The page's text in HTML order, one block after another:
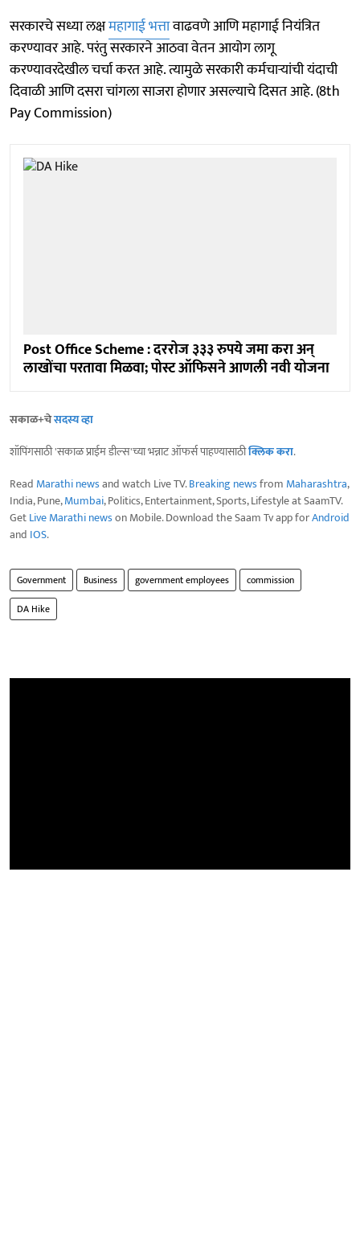
सरकारचे सध्या लक्षमहागाई भत्तावाढवणे आणि महागाई नियंत्रित
करण्यावर आहे. परंतु सरकारने आठवा वेतन आयोग लागू
करण्यावरदेखील चर्चा करत आहे. त्यामुळे सरकारी कर्मचाऱ्यांची यंदाची
दिवाळी आणि दसरा चांगला साजरा होणार असल्याचे दिसत आहे. (8th
Pay Commission)
Post Office Scheme : दररोज ३३३ रुपये जमा करा अन्
लाखोंचा परतावा मिळवा; पोस्ट ऑफिसने आणली नवी योजना
सकाळ+चेसदस्य व्हा
शॉपिंगसाठी 'सकाळ प्राईम डील्स'च्या भन्नाट ऑफर्स पाहण्यासाठीक्लिक करा.
Read Marathi newsand watch Live TV.Breaking newsfrom Maharashtra,
India, Pune,Mumbai, Politics, Entertainment, Sports, Lifestyle at SaamTV.
GetLive Marathi newson Mobile. Download the Saam Tv app forAndroid
and IOS.
Government Business government employees
commission
DA Hike